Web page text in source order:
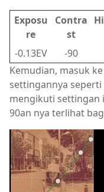
Exposu
re
Contra
st
-0.13EV
-90
Kemudian, masuk
settingannya
mengikuti settingan
90an nya terlihat